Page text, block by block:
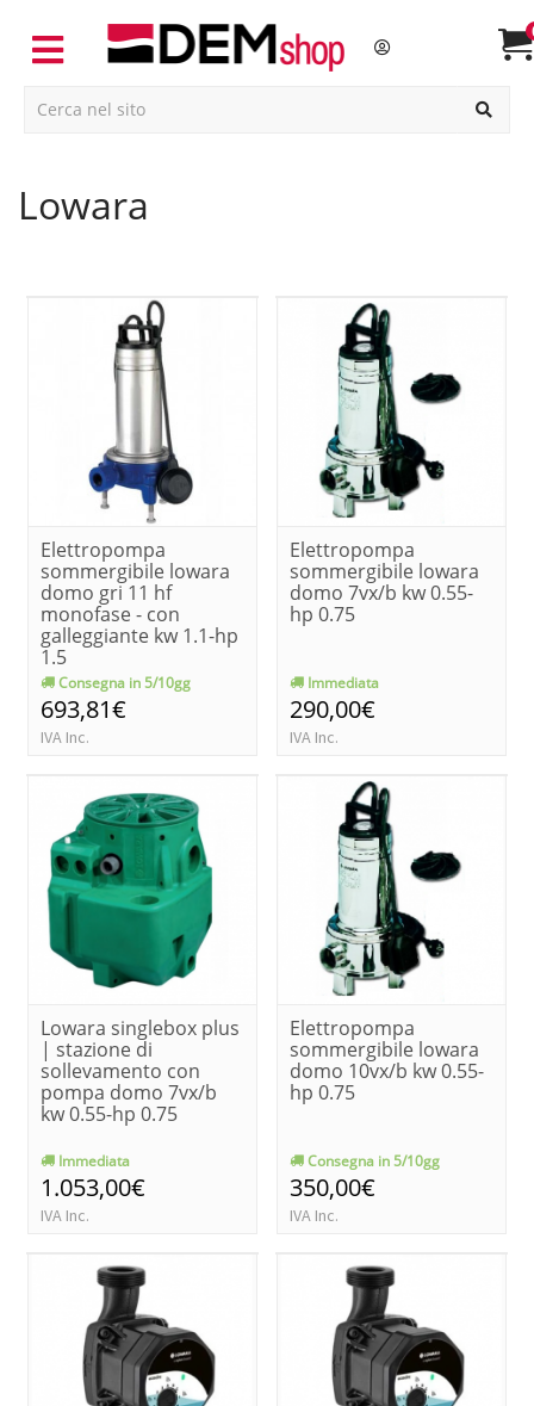
lowara
Elettropompa
sommergibile lowara
domo gri 11 hf
monofase - con
galleggiante kw 1.1-hp
1.5
Consegna in 5/10gg
693,81€
IVA Inc.
Elettropompa
sommergibile lowara
domo 7vx/b kw 0.55-
hp 0.75
Immediata
290,00€
IVA Inc.
Lowara singlebox plus
| stazione di
sollevamento con
pompa domo 7vx/b
kw 0.55-hp 0.75
Immediata
1.053,00€
IVA Inc.
Elettropompa
sommergibile lowara
domo 10vx/b kw 0.55-
hp 0.75
Consegna in 5/10gg
350,00€
IVA Inc.